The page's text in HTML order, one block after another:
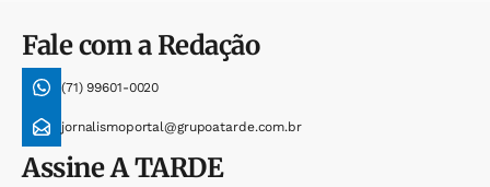
Fale com a Redação
(71) 99601-0020
jornalismoportal@grupoatarde.com.br
AssineA TARDE